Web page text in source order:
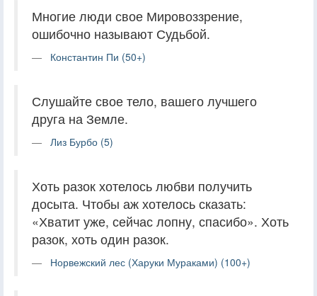
Многие люди свое Мировоззрение,
ошибочно называют Судьбой.
Константин Пи (50+)
Слушайте свое тело, вашего лучшего
друга на Земле.
Лиз Бурбо (5)
Хоть разок хотелось любви получить
досыта. Чтобы аж хотелось сказать:
«Хватит уже, сейчас лопну, спасибо». Хоть
разок, хоть один разок.
Норвежский лес (Харуки Мураками) (100+)